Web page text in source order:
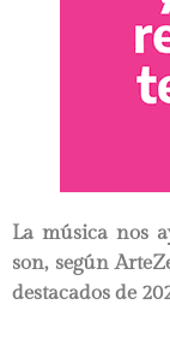
La música nos
son, según
destacados de